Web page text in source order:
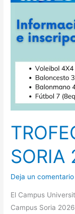
SORIA
Deja un comentario
El Campus
Campus Soria